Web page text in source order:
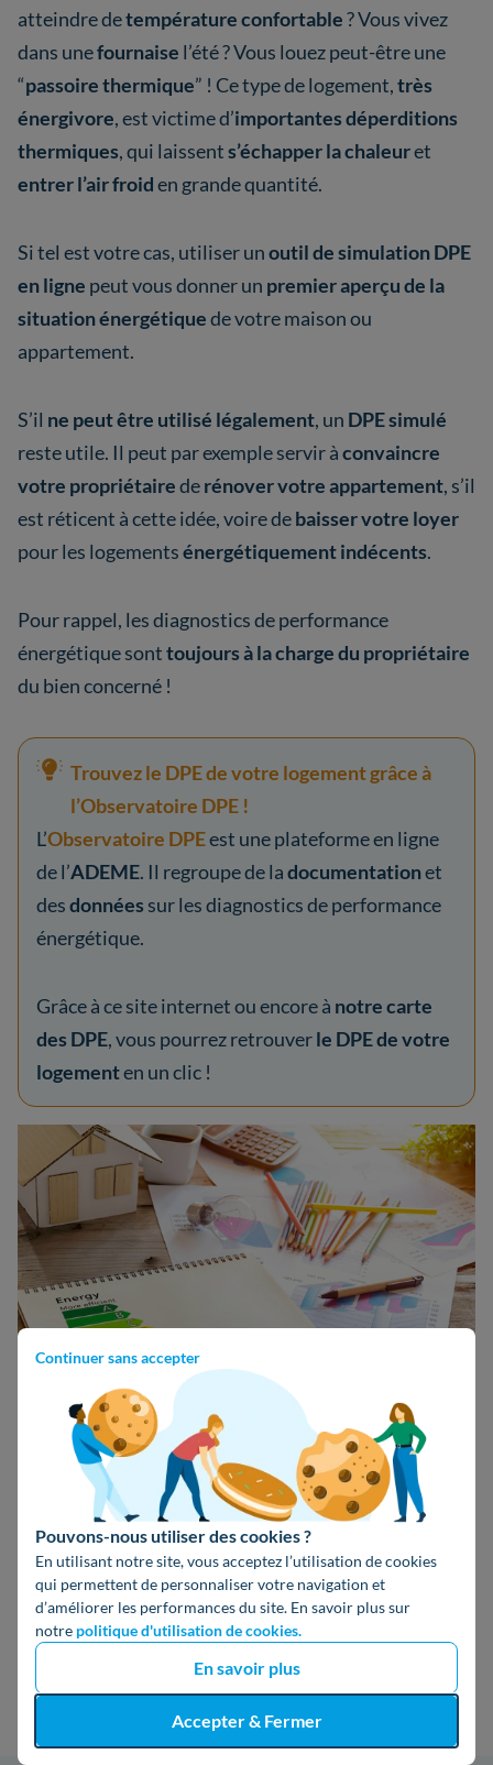
Continuer sans accepter
Pouvons-nous utiliser des cookies ?
En utilisant notre site, vous acceptez l’utilisation de cookies
qui permettent de personnaliser votre navigation et
d’améliorer les performances du site. En savoir plus sur
notre politique d'utilisation de cookies.
En savoir plus
Accepter & Fermer
atteindre detempérature confortable? Vous vivez
dans unefournaise l’été ? Vous louez peut-être une
“passoire thermique” ! Ce type de logement,très
énergivore, est victime d’importantes déperditions
thermiques, qui laissents’échapper la chaleuret
entrer l’air froiden grande quantité.
Si tel est votre cas, utiliser unoutil de simulation DPE
en ligne peut vous donner un premier aperçu de la
situation énergétiquede votre maison ou
appartement.
S’il ne peut être utilisé légalement, un DPE simulé
reste utile. Il peut par exemple servir àconvaincre
votre propriétairederénover votre appartement, s’il
est réticent à cette idée, voire debaisser votre loyer
pour les logementsénergétiquement indécents.
Pour rappel, les diagnostics de performance
énergétique sonttoujours à la charge du propriétaire
du bien concerné !
Trouvez le DPE de votre logement grâce à
l’Observatoire DPE !
L’Observatoire DPEest une plateforme en ligne
de l’ADEME. Il regroupe de ladocumentationet
desdonnées sur les diagnostics de performance
énergétique.
Grâce à ce site internet ou encore à notre carte
des DPE, vous pourrez retrouverle DPE de votre
logementen un clic !
Comment réaliser le DPE officiel de
son logement ?
Vous avezsimulé votre diagnostic de performance
énergétiqueet souhaitez désormais undocument
officielquiprouvequevotre bien peut être venduou
? Faites appel à unprofessionnel
diagnostic certifié!